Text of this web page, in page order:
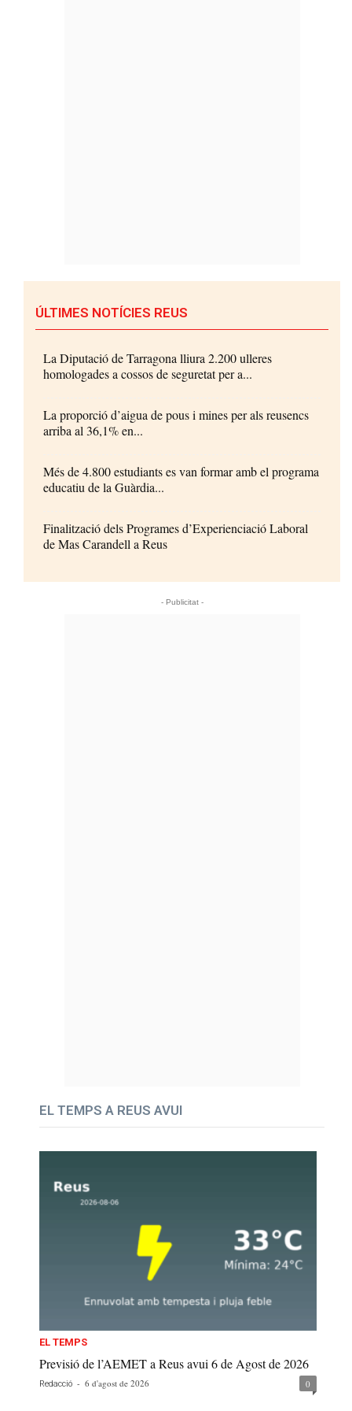
ÚLTIMES NOTÍCIES REUS
La Diputació de Tarragona lliura 2.200 ulleres
homologades a cossos de seguretat per a...
La proporció d’aigua de pous i mines per als reusencs
arriba al 36,1% en...
Més de 4.800 estudiants es van formar amb el programa
educatiu de la Guàrdia...
Finalització dels Programes d’Experienciació Laboral
de Mas Carandell a Reus
- Publicitat -
EL TEMPS A REUS AVUI
EL TEMPS
Previsió de l’AEMET a Reus avui 6 de Agost de 2026
Redacció - 6 d'agost de 2026 0